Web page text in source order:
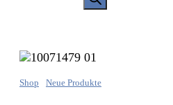
Shop Neue Produkte